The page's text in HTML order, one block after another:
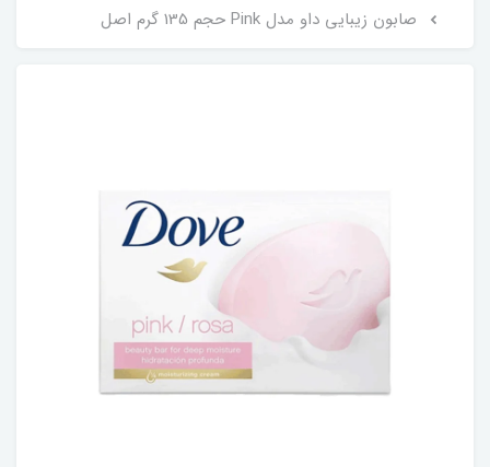
صابون زیبایی داو مدل Pink حجم 135 گرم اصل